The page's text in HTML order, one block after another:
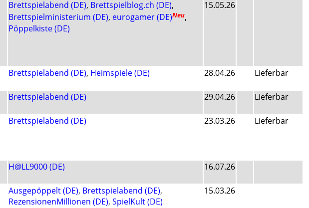
Brettspielabend (DE), Brettspielblog.ch (DE),
Brettspielministerium (DE), eurogamer (DE)Neu,
Pöppelkiste (DE)
15.05.26
Brettspielabend (DE), Heimspiele (DE) 28.04.26 Lieferbar
Brettspielabend (DE) 29.04.26 Lieferbar
Brettspielabend (DE) 23.03.26 Lieferbar
H@LL9000 (DE) 16.07.26
Ausgepöppelt (DE), Brettspielabend (DE),
RezensionenMillionen (DE), SpielKult (DE)
15.03.26